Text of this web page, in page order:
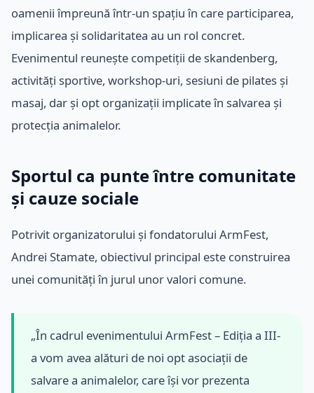
oamenii împreună într-un spațiu în care participarea,
implicarea și solidaritatea au un rol concret.
Evenimentul reunește competiții de skandenberg,
activități sportive, workshop-uri, sesiuni de pilates și
masaj, dar și opt organizații implicate în salvarea și
protecția animalelor.
Sportul ca punte între comunitate
și cauze sociale
Potrivit organizatorului și fondatorului ArmFest,
Andrei Stamate, obiectivul principal este construirea
unei comunități în jurul unor valori comune.
„În cadrul evenimentului ArmFest – Ediția a III-
a vom avea alături de noi opt asociații de
salvare a animalelor, care își vor prezenta